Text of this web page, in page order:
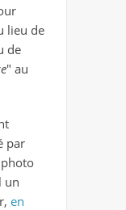
lieu de
de
" au
par
un
en